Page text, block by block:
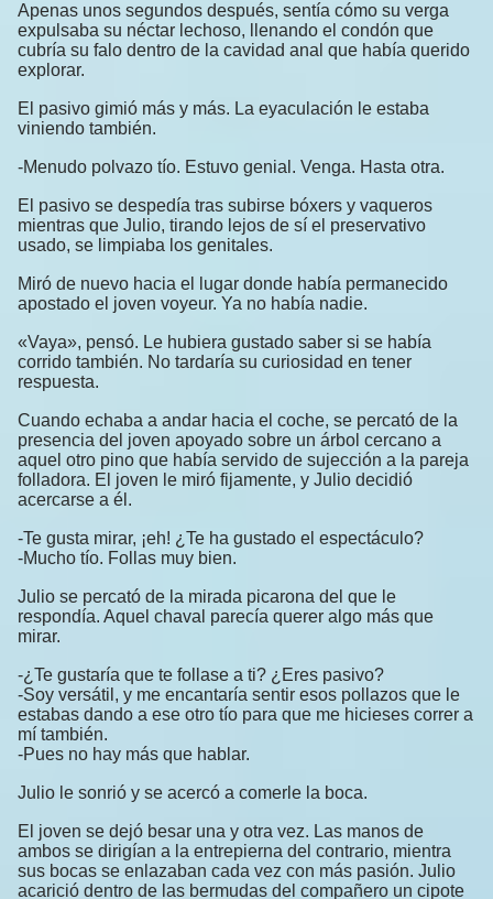
Apenas unos segundos después, sentía cómo su verga
expulsaba su néctar lechoso, llenando el condón que
cubría su falo dentro de la cavidad anal que había querido
explorar.
El pasivo gimió más y más. La eyaculación le estaba
viniendo también.
-Menudo polvazo tío. Estuvo genial. Venga. Hasta otra.
El pasivo se despedía tras subirse bóxers y vaqueros
mientras que Julio, tirando lejos de sí el preservativo
usado, se limpiaba los genitales.
Miró de nuevo hacia el lugar donde había permanecido
apostado el joven voyeur. Ya no había nadie.
«Vaya», pensó. Le hubiera gustado saber si se había
corrido también. No tardaría su curiosidad en tener
respuesta.
Cuando echaba a andar hacia el coche, se percató de la
presencia del joven apoyado sobre un árbol cercano a
aquel otro pino que había servido de sujección a la pareja
folladora. El joven le miró fijamente, y Julio decidió
acercarse a él.
-Te gusta mirar, ¡eh! ¿Te ha gustado el espectáculo?
-Mucho tío. Follas muy bien.
Julio se percató de la mirada picarona del que le
respondía. Aquel chaval parecía querer algo más que
mirar.
-¿Te gustaría que te follase a ti? ¿Eres pasivo?
-Soy versátil, y me encantaría sentir esos pollazos que le
estabas dando a ese otro tío para que me hicieses correr a
mí también.
-Pues no hay más que hablar.
Julio le sonrió y se acercó a comerle la boca.
El joven se dejó besar una y otra vez. Las manos de
ambos se dirigían a la entrepierna del contrario, mientra
sus bocas se enlazaban cada vez con más pasión. Julio
acarició dentro de las bermudas del compañero un cipote